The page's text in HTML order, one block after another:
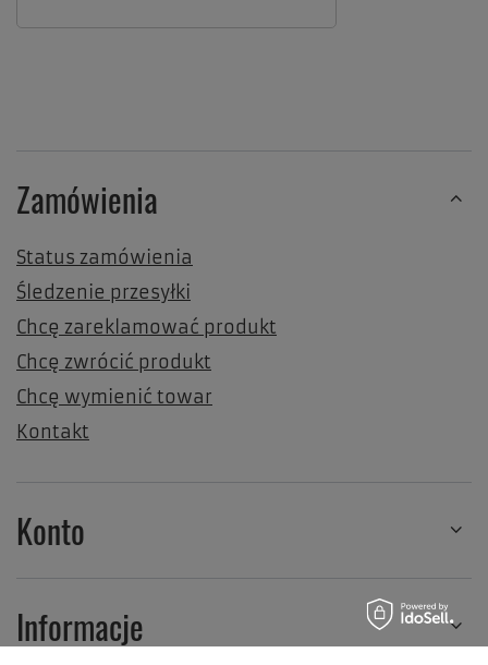
Zamówienia
Status zamówienia
Śledzenie przesyłki
Chcę zareklamować produkt
Chcę zwrócić produkt
Chcę wymienić towar
Kontakt
Konto
Informacje